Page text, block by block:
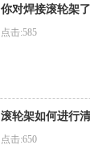
你对焊接滚轮架
点击:585
滚轮架如何进行
点击:650